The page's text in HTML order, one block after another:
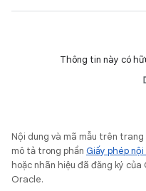
Thông tin này có
Nội dung và mã mẫu trên
mô tả trong phần Giấy phép nội
hoặc nhãn hiệu đã đăng ký
Oracle.